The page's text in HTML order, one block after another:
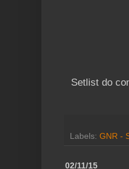
Setlist do
Labels: GNR -
02/11/15